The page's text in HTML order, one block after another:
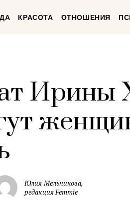
КРАСОТА ОТНОШЕНИЯ
Ирины
Юлия Мельникова,
редакция Femmie